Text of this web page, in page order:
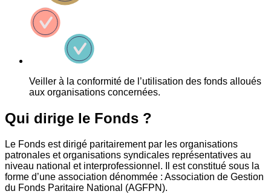
Veiller à la conformité de l’utilisation des fonds alloués
aux organisations concernées.
Qui dirige le Fonds ?
Le Fonds est dirigé paritairement par les organisations
patronales et organisations syndicales représentatives au
niveau national et interprofessionnel. Il est constitué sous la
forme d’une association dénommée : Association de Gestion
du Fonds Paritaire National (AGFPN).